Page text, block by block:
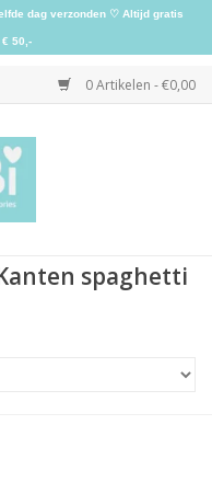
0 Artikelen - €0,00
spaghetti
dag verzonden ♡ Altijd gratis
50,-